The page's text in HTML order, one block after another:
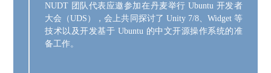
NUDT 团队代表应邀参加在丹麦举行 Ubuntu 开发者
大会（UDS），会上共同探讨了 Unity 7/8、Widget 等
技术以及开发基于 Ubuntu 的中文开源操作系统的准
备工作。